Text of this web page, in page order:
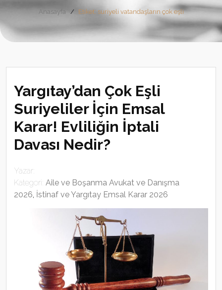
Anasayfa Etiket: suriyeli vatandaşların çok eşli
Yargıtay’dan Çok Eşli
Suriyeliler İçin Emsal
Karar! Evliliğin İptali
Davası Nedir?
Yazar:
Kategori: Aile ve Boşanma Avukat ve Danışma
2026, İstinaf ve Yargıtay Emsal Karar 2026